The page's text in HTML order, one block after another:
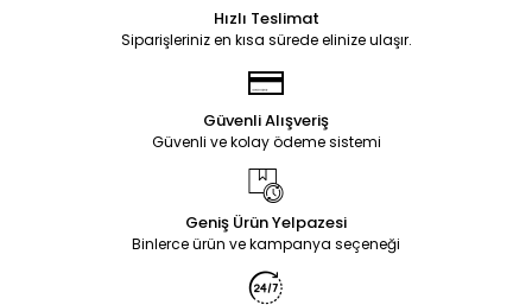
Hızlı Teslimat
Siparişleriniz en kısa sürede elinize ulaşır.
Güvenli Alışveriş
Güvenli ve kolay ödeme sistemi
Geniş Ürün Yelpazesi
Binlerce ürün ve kampanya seçeneği